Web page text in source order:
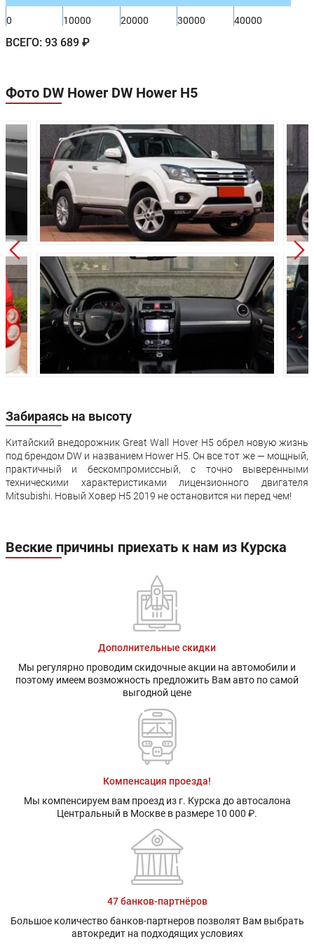
загородном цикле:
смешанном цикле:
Длина:
Ширина: 1800 мм 1800 мм
Высота: 1775 мм 1775 мм
Колёсная база: 2700 мм 2700 мм
Клиренс: 230 мм 230 мм
Масса: 1935 кг 1935 кг
Трансмиссия: Механическая
Привод: Передний Полный
Передняя
подвеска:
Независимая -
многорычажная
Независимая
Задняя подвеска: зависимая зависимая
Задние тормоза:
Производство: с. Ново-Харитоново
Гарантия: 3 года или 100 000км пробега
0 10000 20000 30000 40000
ВСЕГО: 93 689 ₽
Фото DW Hower DW Hower H5
Забираясь на высоту
Китайский внедорожник Great Wall Hover H5 обрел новую жизнь
под брендом DW и названием Hower H5. Он все тот же — мощный,
практичный и бескомпромиссный, с точно выверенными
техническими характеристиками лицензионного двигателя
Mitsubishi. Новый Ховер Н5 2019 не остановится ни перед чем!
Веские причины приехать к нам из Курска
Дополнительные скидки
Мы регулярно проводим скидочные акции на автомобили и
поэтому имеем возможность предложить Вам авто по самой
выгодной цене
Компенсация проезда!
Мы компенсируем вам проезд из г. Курска до автосалона
Центральный в Москве в размере 10 000 ₽.
47 банков-партнёров
Большое количество банков-партнеров позволят Вам выбрать
автокредит на подходящих условиях